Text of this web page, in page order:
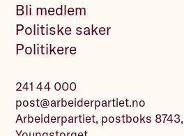
Bli medlem
Politiske saker
Politikere
241 44 000
post@arbeiderpartiet.no
Arbeiderpartiet, postboks 8743,